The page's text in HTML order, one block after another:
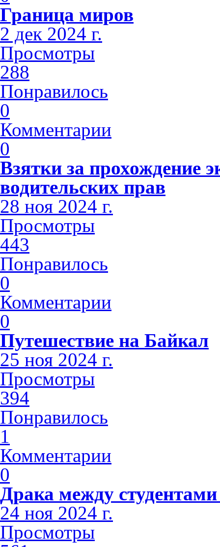
Граница миров
2 дек 2024 г.
Просмотры
288
Понравилось
0
Комментарии
0
Взятки за прохождение
водительских прав
28 ноя 2024 г.
Просмотры
443
Понравилось
0
Комментарии
0
Путешествие на Байкал
25 ноя 2024 г.
Просмотры
394
Понравилось
1
Комментарии
0
Драка между
24 ноя 2024 г.
Просмотры